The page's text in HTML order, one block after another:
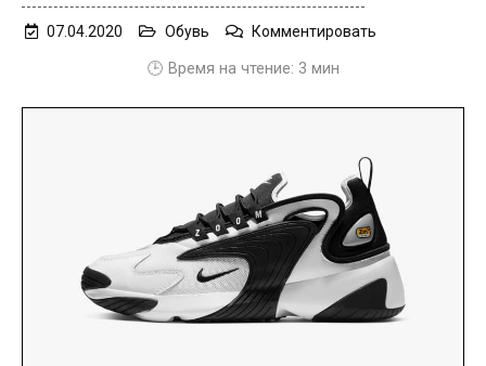
07.04.2020 Обувь Комментировать
🕒 Время на чтение: 3 мин